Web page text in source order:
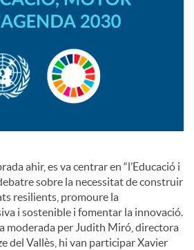
ahir, es va centrar en “l’Educació i
sobre la necessitat de construir
resilients, promoure la
i sostenible i fomentar la innovació.
moderada per Judith Miró, directora
del Vallès, hi van participar Xavier